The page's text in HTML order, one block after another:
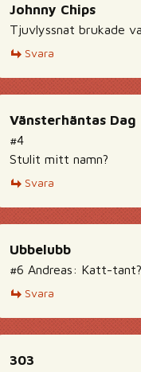
Johnny Chips
Tjuvlyssnat brukade
Svara
Vänsterhäntas Dag
#4
Stulit mitt namn?
Svara
Ubbelubb
#6 Andreas: Katt-tant?
Svara
303